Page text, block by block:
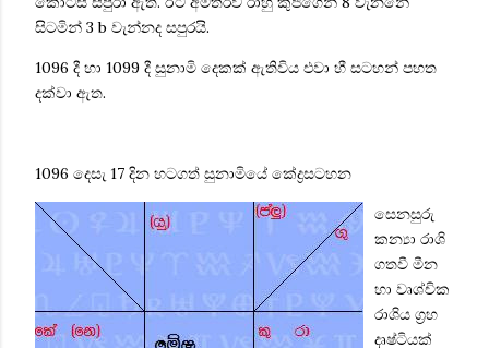
සිටමින් 3 b වැන්නද සපුරයි.
1096 දී හා 1099 දී සුනාමි දෙකක් ඇතිවිය එවා හී සටහන් පහත
දක්වා ඇත.
1096 දෙසැ 17 දින හටගත් සුනාමියේ කේද්‍රසටහන
සෙනසුරු
කන්‍යා රාශි
ගතවී මීන
හා වෘශ්චික
රාශිය ග්‍රහ
දෘෂ්ටියක්